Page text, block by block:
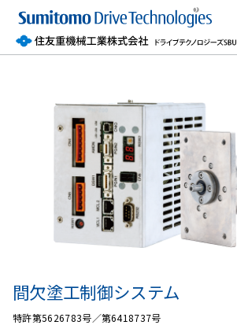
間欠塗工制御システム
特許第5626783号／第6418737号